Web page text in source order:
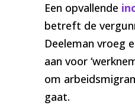
Een opvallende
betreft de
Deeleman vroeg
aan voor
om
gaat.